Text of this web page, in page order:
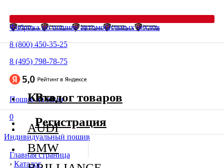
Фабрика по пошиву автомобильных чехлов
8 (800) 450-35-25
8 (495) 798-78-75
Пошив на заказ
0
Индивидуальный пошив
Главная страница
› Каталог
Каталог товаров
AUDI
BMW
Вход
Регистрация